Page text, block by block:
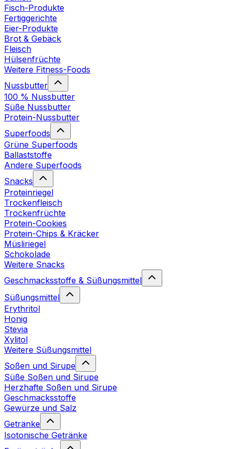
Fisch-Produkte
Fertiggerichte
Eier-Produkte
Brot & Gebäck
Fleisch
Hülsenfrüchte
Weitere Fitness-Foods
Nussbutter
100 % Nussbutter
Süße Nussbutter
Protein-Nussbutter
Superfoods
Grüne Superfoods
Ballaststoffe
Andere Superfoods
Snacks
Proteinriegel
Trockenfleisch
Trockenfrüchte
Protein-Cookies
Protein-Chips & Kräcker
Müsliriegel
Schokolade
Weitere Snacks
Geschmacksstoffe & Süßungsmittel
Süßungsmittel
Erythritol
Honig
Stevia
Xylitol
Weitere Süßungsmittel
Soßen und Sirupe
Süße Soßen und Sirupe
Herzhafte Soßen und Sirupe
Geschmacksstoffe
Gewürze und Salz
Getränke
Isotonische Getränke